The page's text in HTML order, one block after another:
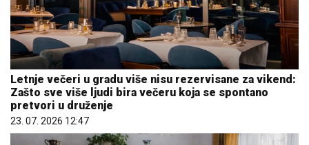
Letnje večeri u gradu više nisu rezervisane za vikend:
Zašto sve više ljudi bira večeru koja se spontano
pretvori u druženje
23. 07. 2026 12:47